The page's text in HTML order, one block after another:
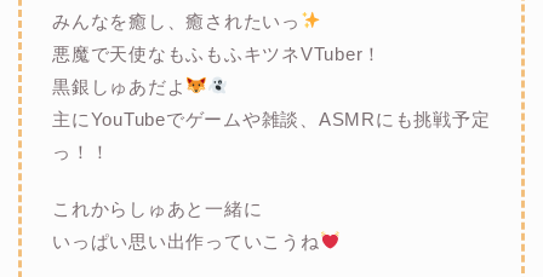
みんなを癒し、癒されたいっ
悪魔で天使なもふもふキツネVTuber！
黒銀しゅあだよ
主にYouTubeでゲームや雑談、ASMRにも挑戦予定
っ！！
これからしゅあと一緒に
いっぱい思い出作っていこうね